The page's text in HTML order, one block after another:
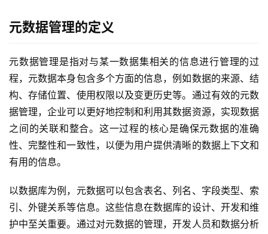
元数据管理的定义
元数据管理是指对与某一数据集相关的信息进行管理的过
程，元数据本身包含多个方面的信息，例如数据的来源、结
构、存储位置、使用权限以及变更历史等。通过有效的元数
据管理，企业可以更好地控制和利用其数据资源，实现数据
之间的关联和整合。这一过程的核心是确保元数据的准确
性、完整性和一致性，以便为用户提供清晰的数据上下文和
有用的信息。
以数据库为例，元数据可以包含表名、列名、字段类型、索
引、外键关系等信息。这些信息在数据库的设计、开发和维
护中至关重要。通过对元数据的管理，开发人员和数据分析